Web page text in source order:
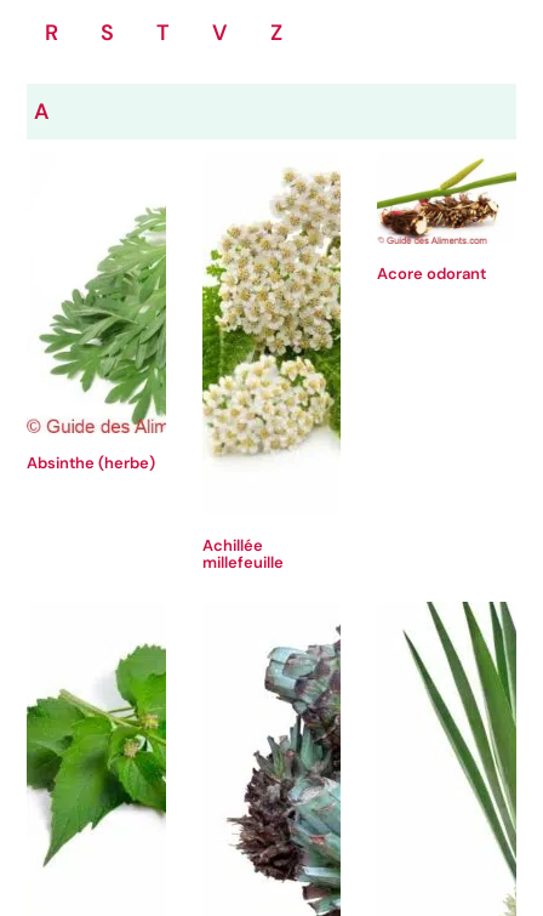
R
S T V Z
A
Absinthe (herbe)
Achillée
millefeuille
Acore odorant